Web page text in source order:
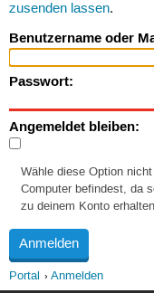
zusenden lassen.
Benutzername oder
Passwort:
Angemeldet bleiben:
Wähle diese Option
Computer befindest, da
zu deinem Konto
Portal Anmelden